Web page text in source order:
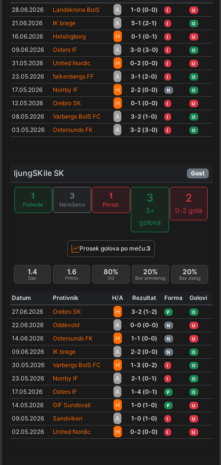
28.06.2026
Landskrona BoIS A 1-0 (0-0) I U
21.06.2026 IK brage A 5-1 (2-1) I O
16.06.2026 Helsingborg H 0-1 (0-1) I U
09.06.2026 Osters IF A 3-0 (3-0) I O
31.05.2026 United Nordic H 0-2 (0-0) I U
23.05.2026 falkenbergs FF A 3-1 (2-0) I O
17.05.2026 Norrby IF H 2-2 (0-0) N O
12.05.2026 Orebro SK H 0-1 (0-0) I U
08.05.2026 Varbergs BoIS FC A 3-2 (1-0) I O
03.05.2026 Ostersunds FK A 3-2 (3-0) I O
ljungSKile SK Gost
1
Pobede
3
Nerešeno
1
Porazi
3
3+
golova
2
0-2 gola
Prosek golova po meču:3
Dao
1.4
Primio
1.6
GG
80%
Bez primljenog
20%
Bez datog
20%
Datum Protivnik H/A Rezultat Forma
Golovi
27.06.2026
Orebro SK H 3-2 (1-2) P O
22.06.2026 Oddevold A 0-0 (0-0) N U
14.06.2026 Ostersunds FK H 1-1 (0-0) N U
09.06.2026 IK brage A 2-2 (0-0) N O
30.05.2026 Varbergs BoIS FC H 1-3 (0-2) I O
23.05.2026 Norrby IF A 2-1 (0-1) I O
17.05.2026 Osters IF A 1-4 (0-1) P O
14.05.2026 GIF Sundsvall H 1-0 (1-0) P U
09.05.2026 Sandviken A 1-0 (1-0) I U
02.05.2026 United Nordic H 0-2 (0-0) I U